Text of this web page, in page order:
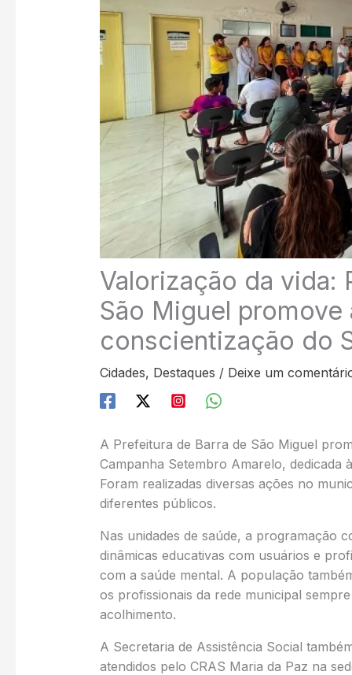
Valorização da vida:
São Miguel
conscientização do
Cidades, Destaques / Deixe um
A Prefeitura de Barra de São Miguel
Campanha Setembro Amarelo, dedicada
Foram realizadas diversas ações no
diferentes públicos.
Nas unidades de saúde, a programação
dinâmicas educativas com usuários e
com a saúde mental. A população
os profissionais da rede municipal
acolhimento.
A Secretaria de Assistência Social
atendidos pelo CRAS Maria da Paz na